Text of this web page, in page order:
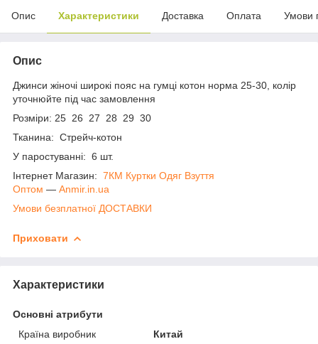
Опис Характеристики Доставка Оплата Умови
Опис
Джинси жіночі широкі пояс на гумці котон норма 25-30, колір
уточнюйте під час замовлення
Розміри: 25 26 27 28 29 30
Тканина: Стрейч-котон
У паростуванні: 6 шт.
Інтернет Магазин: 7КМ Куртки Одяг Взуття
Оптом ― Anmir.in.ua
Умови безплатної ДОСТАВКИ
Приховати
Характеристики
Основні атрибути
Країна виробник
Китай